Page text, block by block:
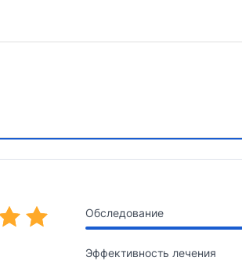
Обследование
Эффективность лечения